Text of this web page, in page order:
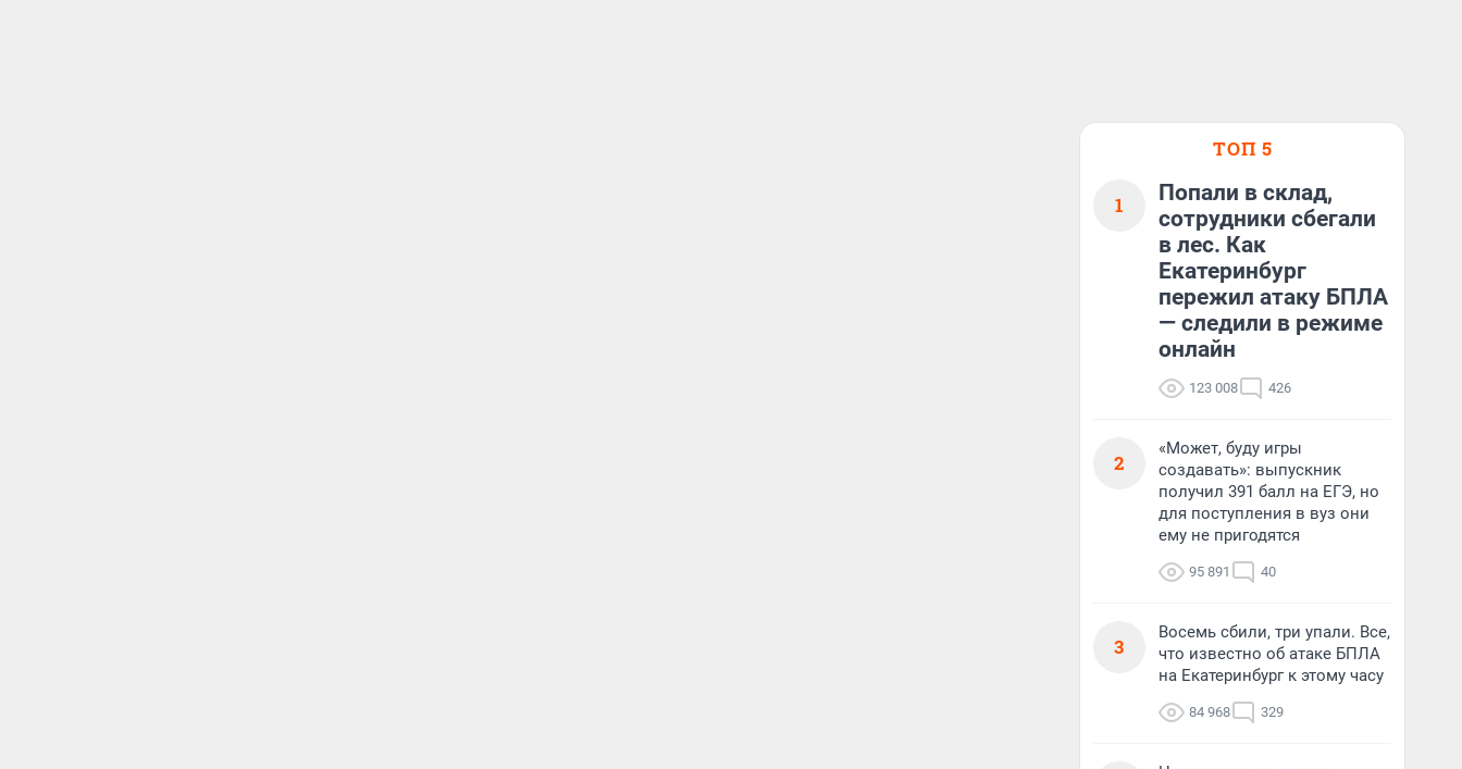
ТОП 5
1
Попали в склад,
сотрудники сбегали
в лес. Как
Екатеринбург
пережил атаку БПЛА
— следили в режиме
онлайн
123 008 426
2
«Может, буду игры
создавать»: выпускник
получил 391 балл на ЕГЭ, но
для поступления в вуз они
ему не пригодятся
95 891 40
3
Восемь сбили, три упали. Все,
что известно об атаке БПЛА
на Екатеринбург к этому часу
84 968 329